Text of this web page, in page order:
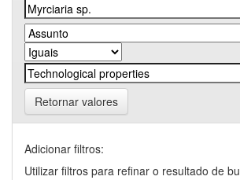
Retornar valores
Adicionar filtros:
Utilizar filtros para refinar o resultado de